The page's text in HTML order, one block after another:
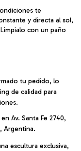
te
y directa al sol,
con un paño
tu pedido, lo
de calidad para
Av. Santa Fe 2740,
Argentina.
escultura exclusiva,